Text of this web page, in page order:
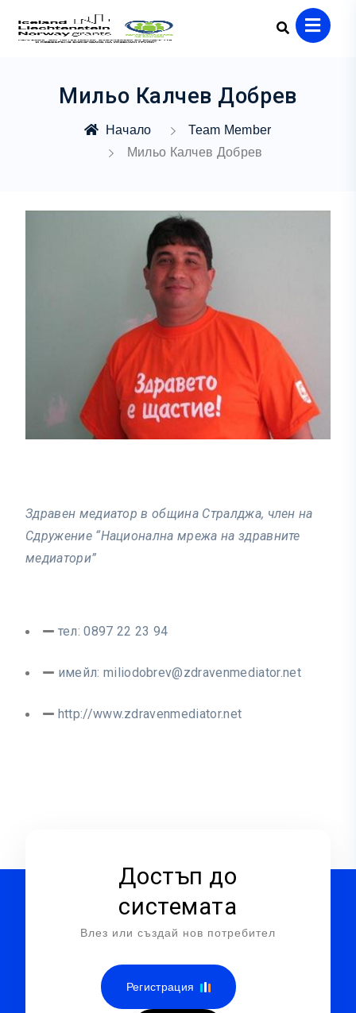
Мильо Калчев Добрев
Начало
Team Member
Мильо Калчев Добрев
Здравен медиатор в община Стралджа, член на
Сдружение “Национална мрежа на здравните
медиатори”
тел: 0897 22 23 94
имейл: miliodobrev@zdravenmediator.net
http://www.zdravenmediator.net
Достъп до
системата
Влез или създай нов потребител
Регистрация